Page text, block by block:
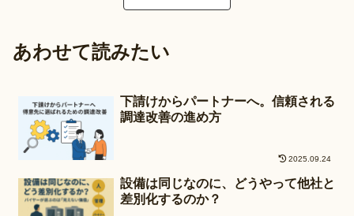
あわせて読みたい
下請けからパートナーへ。信頼される
調達改善の進め方
2025.09.24
設備は同じなのに、どうやって他社と
差別化するのか？